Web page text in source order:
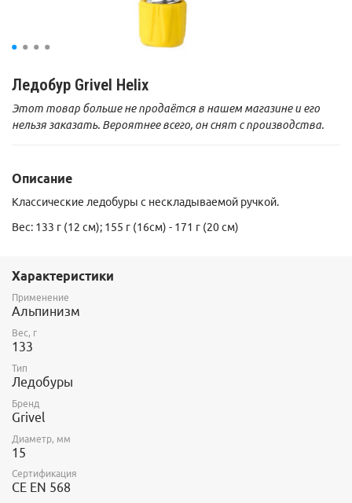
Ледобур Grivel Helix
Этот товар больше не продаётся в нашем магазине и его
нельзя заказать. Вероятнее всего, он снят с производства.
Описание
Классические ледобуры с нескладываемой ручкой.
Вес: 133 г (12 см); 155 г (16см) - 171 г (20 см)
Характеристики
Применение
Альпинизм
Вес, г
133
Тип
Ледобуры
Бренд
Grivel
Диаметр, мм
15
Сертификация
CE EN 568